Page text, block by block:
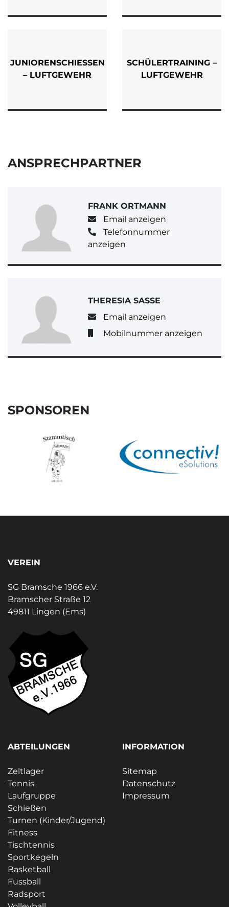
JUNIORENSCHIESSEN –
LUFTGEWEHR
SCHÜLERTRAINING –
LUFTGEWEHR
ANSPRECHPARTNER
FRANK ORTMANN
Email anzeigen
Telefonnummer
anzeigen
THERESIA SASSE
Email anzeigen
Mobilnummer anzeigen
SPONSOREN
VEREIN
SG Bramsche 1966 e.V.
Bramscher Straße 12
49811 Lingen (Ems)
ABTEILUNGEN
Zeltlager
Tennis
Laufgruppe
Schießen
Turnen (Kinder/Jugend)
Fitness
Tischtennis
Sportkegeln
Basketball
Fussball
Radsport
INFORMATION
Sitemap
Datenschutz
Impressum